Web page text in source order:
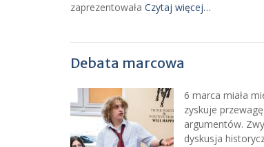
zaprezentowała Czytaj więcej…
Debata marcowa
6 marca miała
zyskuje
argumentów.
dyskusja